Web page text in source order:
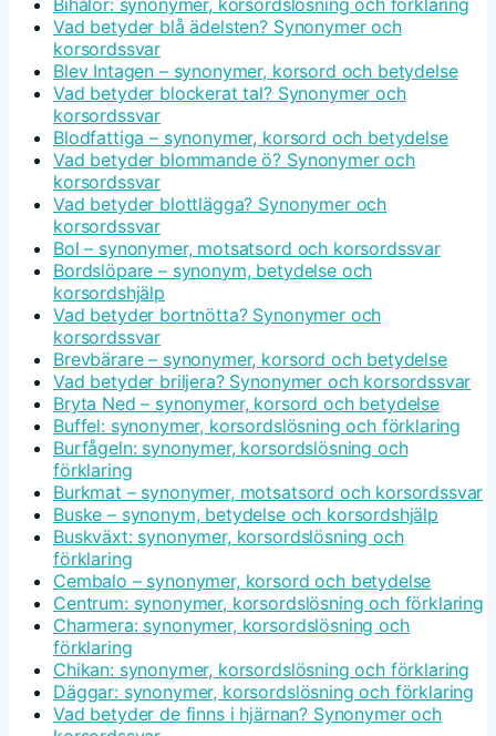
Bihålor: synonymer, korsordslösning och förklaring
Vad betyder blå ädelsten? Synonymer och
korsordssvar
Blev Intagen – synonymer, korsord och betydelse
Vad betyder blockerat tal? Synonymer och
korsordssvar
Blodfattiga – synonymer, korsord och betydelse
Vad betyder blommande ö? Synonymer och
korsordssvar
Vad betyder blottlägga? Synonymer och
korsordssvar
Bol – synonymer, motsatsord och korsordssvar
Bordslöpare – synonym, betydelse och
korsordshjälp
Vad betyder bortnötta? Synonymer och
korsordssvar
Brevbärare – synonymer, korsord och betydelse
Vad betyder briljera? Synonymer och korsordssvar
Bryta Ned – synonymer, korsord och betydelse
Buffel: synonymer, korsordslösning och förklaring
Burfågeln: synonymer, korsordslösning och
förklaring
Burkmat – synonymer, motsatsord och korsordssvar
Buske – synonym, betydelse och korsordshjälp
Buskväxt: synonymer, korsordslösning och
förklaring
Cembalo – synonymer, korsord och betydelse
Centrum: synonymer, korsordslösning och förklaring
Charmera: synonymer, korsordslösning och
förklaring
Chikan: synonymer, korsordslösning och förklaring
Däggar: synonymer, korsordslösning och förklaring
Vad betyder de finns i hjärnan? Synonymer och